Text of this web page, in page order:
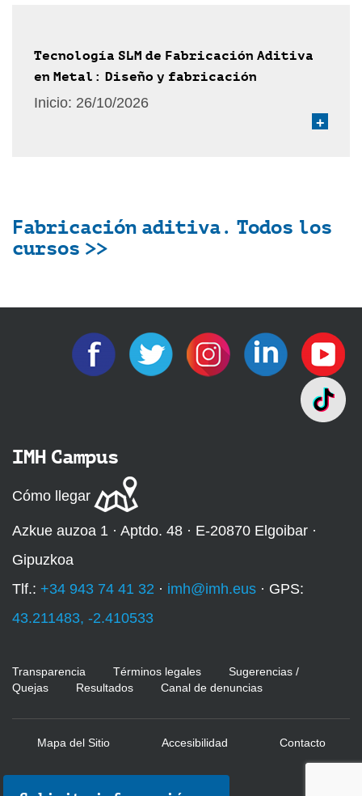
Tecnología SLM de Fabricación Aditiva
en Metal: Diseño y fabricación
Inicio: 26/10/2026
+
Fabricación aditiva. Todos los
cursos >>
IMH Campus
Cómo llegar
Azkue auzoa 1 · Aptdo. 48 · E-20870 Elgoibar ·
Gipuzkoa
Tlf.: +34 943 74 41 32 · imh@imh.eus · GPS:
43.211483, -2.410533
Transparencia Términos legales
Sugerencias /
Quejas
Resultados Canal de denuncias
Mapa del Sitio Accesibilidad Contacto